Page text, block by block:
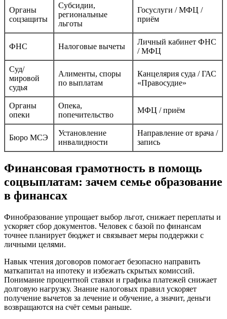
Органы
соцзащиты
Субсидии,
региональные
льготы
Госуслуги / МФЦ /
приём
ФНС Налоговые вычеты
Личный кабинет ФНС
/ МФЦ
Суд/
мировой
судья
Алименты, споры
по выплатам
Канцелярия суда / ГАС
«Правосудие»
Органы
опеки
Опека,
попечительство
МФЦ / приём
Бюро МСЭ
Установление
инвалидности
Направление от врача /
запись
Финансовая грамотность в помощь
соцвыплатам: зачем семье образование
в финансах
Финобразование упрощает выбор льгот, снижает переплаты и
ускоряет сбор документов. Человек с базой по финансам
точнее планирует бюджет и связывает меры поддержки с
личными целями.
Навык чтения договоров помогает безопасно направить
маткапитал на ипотеку и избежать скрытых комиссий.
Понимание процентной ставки и графика платежей снижает
долговую нагрузку. Знание налоговых правил ускоряет
получение вычетов за лечение и обучение, а значит, деньги
возвращаются на счёт семьи раньше.